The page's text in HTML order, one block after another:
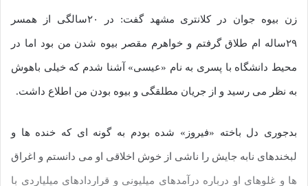
زن بیوه جوان در کلانتری مشهد گفت: در ۲۰سالگی از همسر
۲۹ساله ام طلاق گرفتم و خواهرم مقصر بیوه شدن من بود اما در
محیط دانشگاه با پسری به نام «عیسی» آشنا شدم که خیلی باهوش
به نظر می رسید و از جریان مطلقگی و بیوه بودن من اطلاع داشت.
بدجوری دل باخته «فیروز» شده بودم به گونه ای که خنده ها و
لبخندهای نابه جایش را ناشی از خوش اخلاقی او می دانستم و اغراق
ها و غلوهای او درباره درآمدهای میلیونی و قراردادهای میلیاردی با